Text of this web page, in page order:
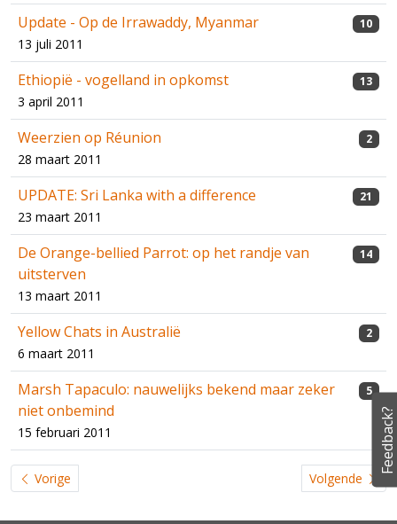
Update - Op de Irrawaddy, Myanmar
13 juli 2011
10
Ethiopië - vogelland in opkomst
3 april 2011
13
Weerzien op Réunion
28 maart 2011
2
UPDATE: Sri Lanka with a difference
23 maart 2011
21
De Orange-bellied Parrot: op het randje van
uitsterven
13 maart 2011
14
Yellow Chats in Australië
6 maart 2011
2
Marsh Tapaculo: nauwelijks bekend maar zeker
niet onbemind
15 februari 2011
5
Vorige Volgende
Feedback?